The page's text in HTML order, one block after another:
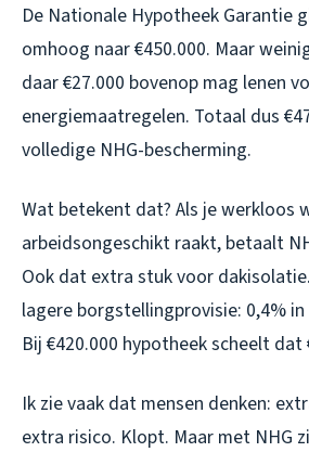
De Nationale Hypotheek Garantie
omhoog naar €450.000. Maar
daar €27.000 bovenop mag lenen
energiemaatregelen. Totaal dus
volledige NHG-bescherming.
Wat betekent dat? Als je werkloos
arbeidsongeschikt raakt, betaalt
Ook dat extra stuk voor
lagere borgstellingprovisie: 0,4%
Bij €420.000 hypotheek scheelt dat
Ik zie vaak dat mensen denken:
extra risico. Klopt. Maar met NHG